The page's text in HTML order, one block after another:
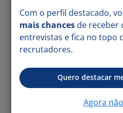
Tipo
Área
Com o perfil destacado,
mais chances de receber
entrevistas e fica no topo
recrutadores.
Quero destacar
Agora não